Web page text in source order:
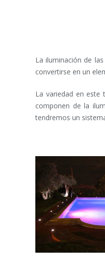
La iluminación de
convertirse en un
La variedad en
componen de la
tendremos un